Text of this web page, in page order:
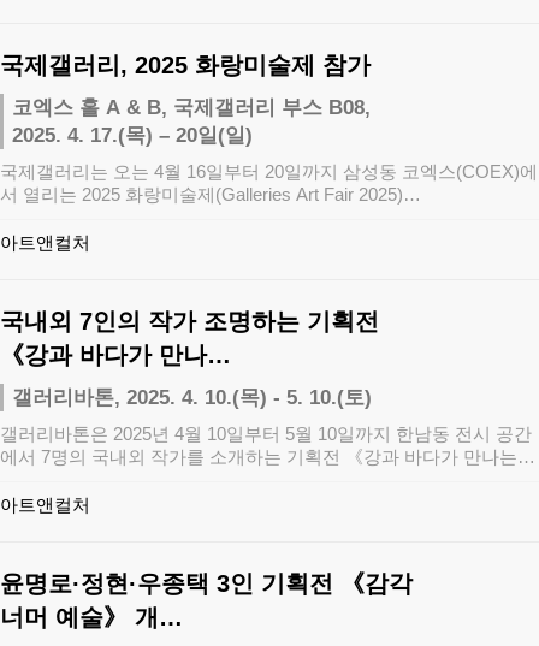
국제갤러리, 2025 화랑미술제 참가
코엑스 홀 A & B, 국제갤러리 부스 B08,
2025. 4. 17.(목) – 20일(일)
국제갤러리는 오는 4월 16일부터 20일까지 삼성동 코엑스(COEX)에
서 열리는 2025 화랑미술제(Galleries Art Fair 2025)…
아트앤컬처
국내외 7인의 작가 조명하는 기획전
《강과 바다가 만나…
갤러리바톤, 2025. 4. 10.(목) - 5. 10.(토)
갤러리바톤은 2025년 4월 10일부터 5월 10일까지 한남동 전시 공간
에서 7명의 국내외 작가를 소개하는 기획전 《강과 바다가 만나는
아트앤컬처
윤명로·정현·우종택 3인 기획전 《감각
너머 예술》 개…